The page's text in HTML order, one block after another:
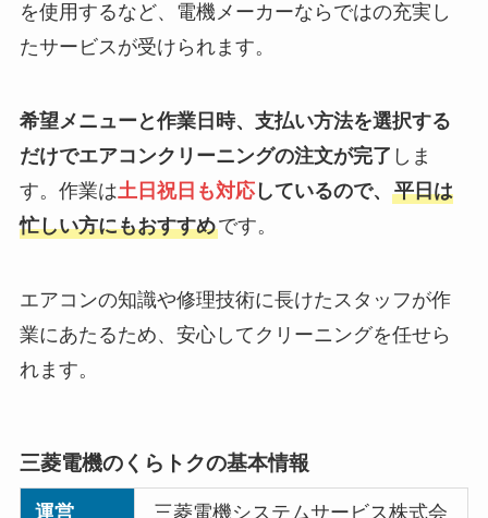
を使用するなど、電機メーカーならではの充実し
たサービスが受けられます。
希望メニューと作業日時、支払い方法を選択する
だけでエアコンクリーニングの注文が完了 しま
す。作業は土日祝日も対応しているので、 平日は
忙しい方にもおすすめです。
エアコンの知識や修理技術に長けたスタッフが作
業にあたるため、安心してクリーニングを任せら
れます。
三菱電機のくらトクの基本情報
運営
三菱電機システムサービス株式会